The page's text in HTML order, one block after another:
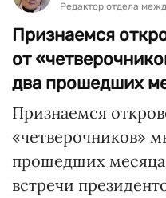
Редактор отдела
Признаемся
от
два прошедших
Признаемся
«четверочников»
прошедших
встречи